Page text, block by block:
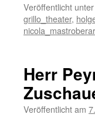
Veröffentlicht unter
grillo_theater,
Herr
Veröffentlicht am